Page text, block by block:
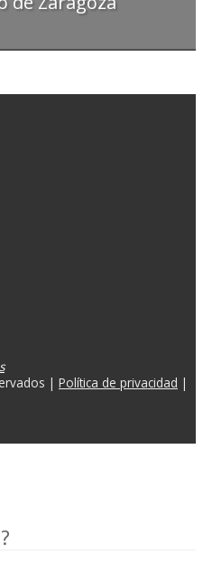
| Política de privacidad |